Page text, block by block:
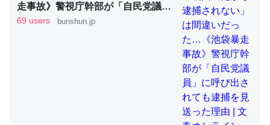
ちょうど同じ理由でEcho Show 8を設定中でした。Prime
とかSpotifyを支払う孝行もできる。一生で親と会える残
り時間を日数にすると1週間とかの人が多いそうだけど、
それを実質100倍以上に伸ばす効果があるはず……
─たまにLINEするくらいだった遠方の父67歳と僕。ITツール導入で
コミュニケーションが劇的に変化した｜tayorini by LIFULL介護
走事故》警視庁幹部が「自民党議
員」に呼び出されても逮捕を見送っ
69 users bunshun.jp